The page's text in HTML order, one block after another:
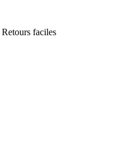
Retours faciles